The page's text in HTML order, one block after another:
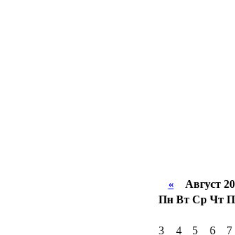
«Август
Пн Вт Ср Чт
3
4 5 6 7